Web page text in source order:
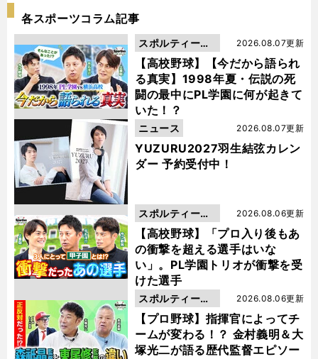
各スポーツコラム記事
【高校野球】【今だから語られ
る真実】1998年夏・伝説の死
闘の最中にPL学園に何が起きて
いた！？
2026.08.07更新
スポルティーバ
動画
YUZURU2027羽生結弦カレン
ダー 予約受付中！
2026.08.07更新
ニュース
【高校野球】「プロ入り後もあ
の衝撃を超える選手はいな
い」。PL学園トリオが衝撃を受
けた選手
2026.08.06更新
スポルティーバ
動画
【プロ野球】指揮官によってチ
ームが変わる！？ 金村義明＆大
塚光二が語る歴代監督エピソー
2026.08.06更新
スポルティーバ
動画